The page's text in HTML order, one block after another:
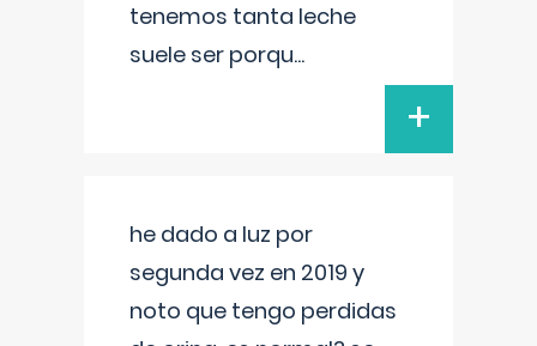
tenemos tanta leche
suele ser porqu...
+
he dado a luz por
segunda vez en 2019 y
noto que tengo perdidas